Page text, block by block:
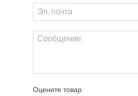
Оцените товар